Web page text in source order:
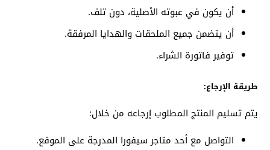
أن يكون في عبوته الأصلية، دون تلف.
أن يتضمن جميع الملحقات والهدايا المرفقة.
توفير فاتورة الشراء.
طريقة الإرجاع:
يتم تسليم المنتج المطلوب إرجاعه من خلال:
التواصل مع أحد متاجر سيفورا المدرجة على الموقع.